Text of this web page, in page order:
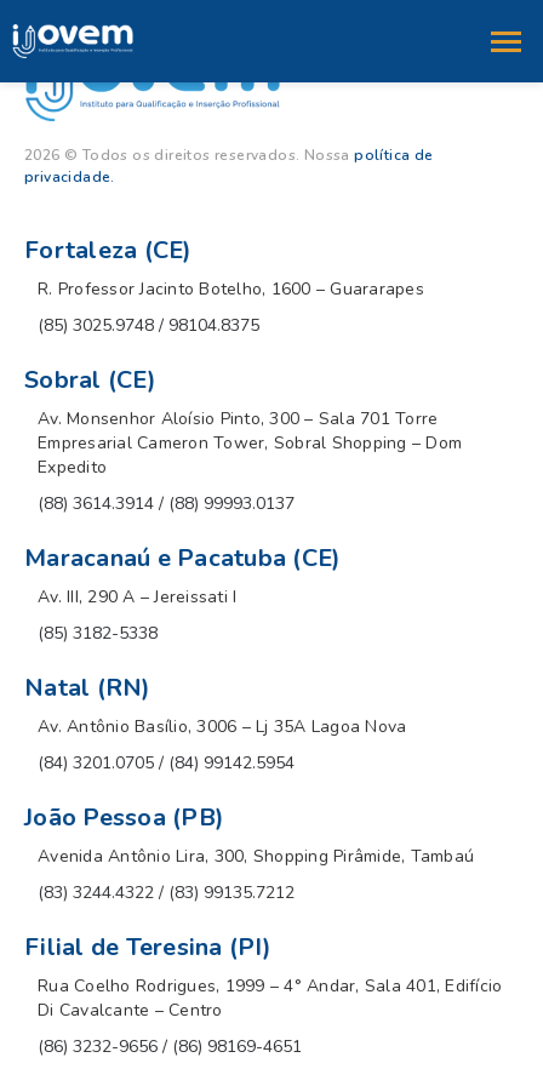
2026 © Todos os direitos reservados. Nossapolítica de
privacidade.
Fortaleza (CE)
R. Professor Jacinto Botelho, 1600 – Guararapes
(85) 3025.9748 / 98104.8375
Sobral (CE)
Av. Monsenhor Aloísio Pinto, 300 – Sala 701 Torre
Empresarial Cameron Tower, Sobral Shopping – Dom
Expedito
(88) 3614.3914 / (88) 99993.0137
Maracanaú e Pacatuba (CE)
Av. III, 290 A – Jereissati I
(85) 3182-5338
Natal (RN)
Av. Antônio Basílio, 3006 – Lj 35A Lagoa Nova
(84) 3201.0705 / (84) 99142.5954
João Pessoa (PB)
Avenida Antônio Lira, 300, Shopping Pirâmide, Tambaú
(83) 3244.4322 / (83) 99135.7212
Filial de Teresina (PI)
Rua Coelho Rodrigues, 1999 – 4° Andar, Sala 401, Edifício
Di Cavalcante – Centro
(86) 3232-9656 / (86) 98169-4651